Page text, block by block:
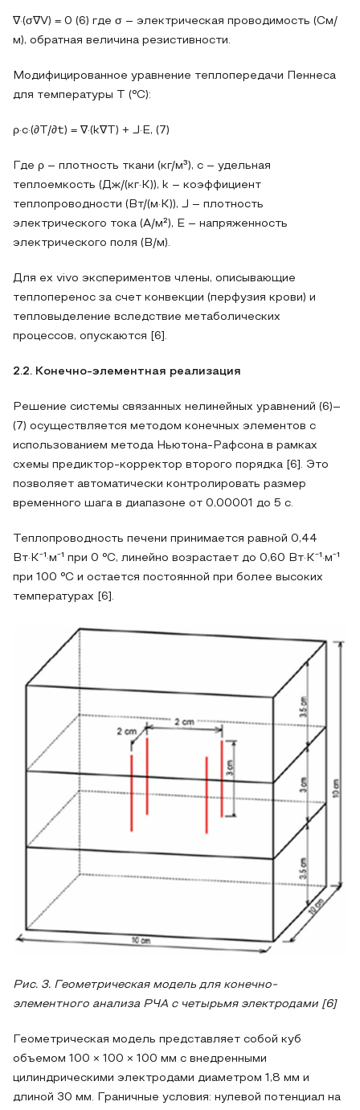
∇·(σ∇V) = 0 (6) где σ – электрическая проводимость (См/
м), обратная величина резистивности.
Модифицированное уравнение теплопередачи Пеннеса
для температуры T (°C):
ρ·c·(∂T/∂t) = ∇·(k∇T) + J·E, (7)
Где ρ – плотность ткани (кг/м³), c – удельная
теплоемкость (Дж/(кг·К)), k – коэффициент
теплопроводности (Вт/(м·К)), J – плотность
электрического тока (А/м²), E – напряженность
электрического поля (В/м).
Для ex vivo экспериментов члены, описывающие
теплоперенос за счет конвекции (перфузия крови) и
тепловыделение вследствие метаболических
процессов, опускаются [6].
2.2. Конечно-элементная реализация
Решение системы связанных нелинейных уравнений (6)–
(7) осуществляется методом конечных элементов с
использованием метода Ньютона-Рафсона в рамках
схемы предиктор-корректор второго порядка [6]. Это
позволяет автоматически контролировать размер
временного шага в диапазоне от 0,00001 до 5 с.
Теплопроводность печени принимается равной 0,44
Вт·K⁻¹·м⁻¹ при 0 °C, линейно возрастает до 0,60 Вт·K⁻¹·м⁻¹
при 100 °C и остается постоянной при более высоких
температурах [6].
Рис. 3. Геометрическая модель для конечно-
элементного анализа РЧА с четырьмя электродами [6]
Геометрическая модель представляет собой куб
объемом 100 × 100 × 100 мм с внедренными
цилиндрическими электродами диаметром 1,8 мм и
длиной 30 мм. Граничные условия: нулевой потенциал на